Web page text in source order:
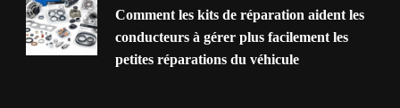
Comment les kits de réparation aident les
conducteurs à gérer plus facilement les
petites réparations du véhicule